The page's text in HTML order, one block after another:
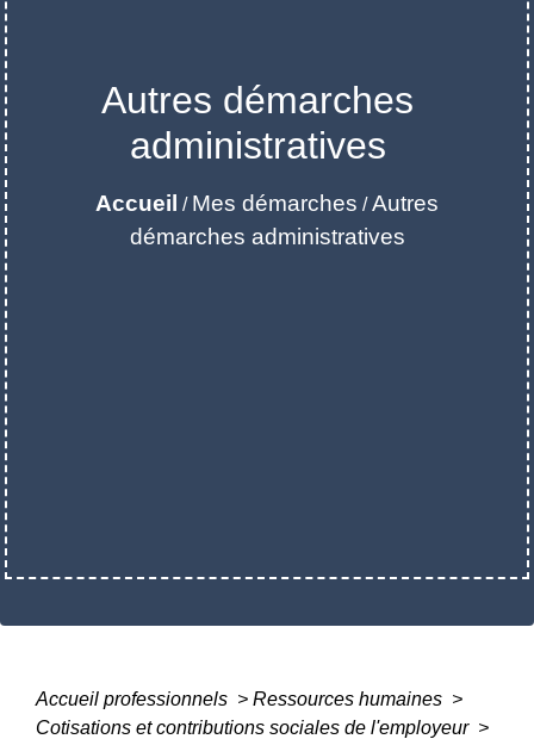
Autres démarches
administratives
Accueil / Mes démarches / Autres
démarches administratives
Accueil professionnels > Ressources humaines >
Cotisations et contributions sociales de l'employeur >